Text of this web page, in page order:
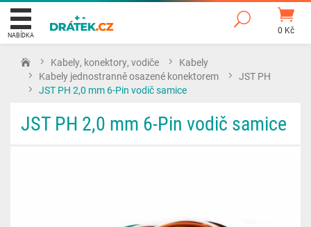
0 Kč
NABÍDKA
Kabely, konektory, vodiče
Kabely
Kabely jednostranně osazené konektorem
JST PH
JST PH 2,0 mm 6-Pin vodič samice
JST PH 2,0 mm 6-Pin vodič samice